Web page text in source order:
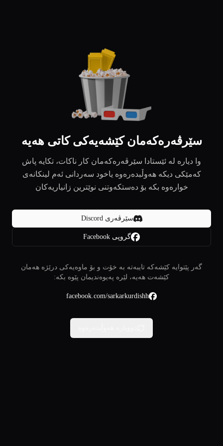
سێرڤەرەکەمان کێشەیەکی کاتی هەیە
وا دیارە لە ئێستادا سێرڤەرەکەمان کار ناکات، تکایە پاش
کەمێکی دیکە هەوڵبدەرەوە یاخود سەردانی ئەم لینکانەی
خوارەوە بکە بۆ دەستکەوتنی نوێترین زانیاریەکان
سێرڤەری Discord
گروپی Facebook
گەر پێتوایە کێشەکە تایبەتە بە خۆت و بۆ ماوەیەکی درێژە هەمان
کێشەت هەیە، لێرە پەیوەندیمان پێوە بکە:
facebook.com/sarkarkurdishh